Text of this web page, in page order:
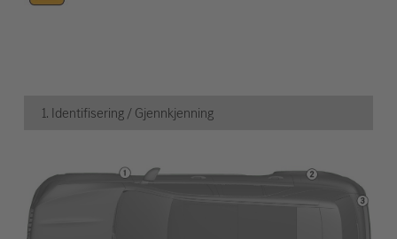
1. Identifisering / Gjennkjenning